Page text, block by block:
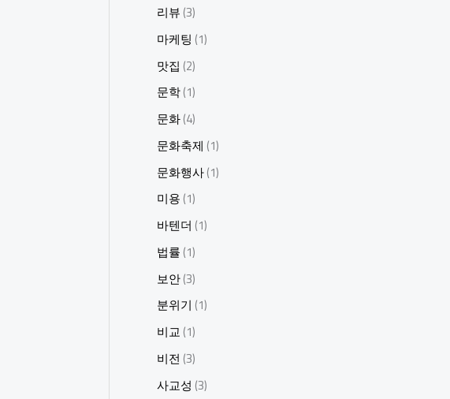
리뷰(3)
마케팅 (1)
맛집 (2)
문학(1)
문화(4)
문화축제 (1)
문화행사(1)
미용(1)
바텐더 (1)
법률(1)
보안(3)
분위기 (1)
비교(1)
비전(3)
사교성 (3)